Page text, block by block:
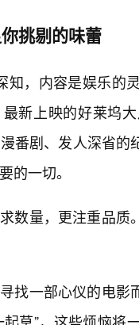
挑剔的味蕾
知，内容是娱乐的
新上映的好莱坞
番剧、发人深省
的一切。
数量，更注重品
找一部心仪的电影